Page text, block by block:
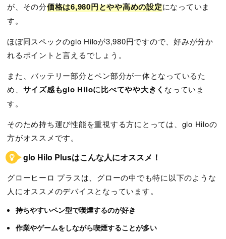
が、その分価格は6,980円とやや高めの設定になっていま
す。
ほぼ同スペックのglo Hiloが3,980円ですので、好みが分か
れるポイントと言えるでしょう。
また、バッテリー部分とペン部分が一体となっているた
め、 サイズ感もglo Hiloに比べてやや大きく なっていま
す。
そのため持ち運び性能を重視する方にとっては、glo Hiloの
方がオススメです。
glo Hilo Plusはこんな人にオススメ！
グローヒーロ プラスは、グローの中でも特に以下のような
人にオススメのデバイスとなっています。
持ちやすいペン型で喫煙するのが好き
作業やゲームをしながら喫煙することが多い